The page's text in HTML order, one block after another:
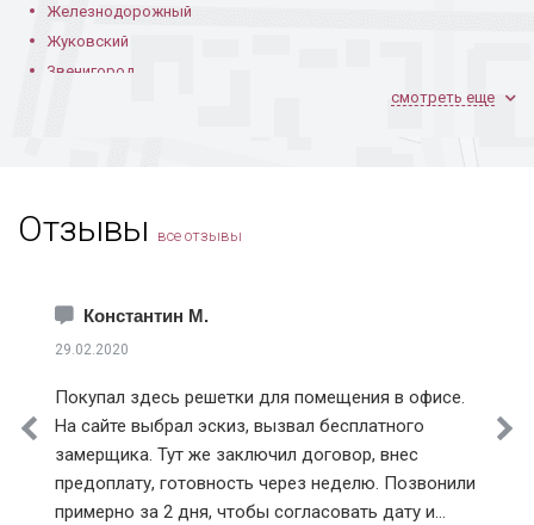
Железнодорожный
Жуковский
Звенигород
Котельники
Лобня
Лосино-Петровский
Истринский район
Клинский район
Красногорский район
Ленинский район
Люберецкий район
смотреть еще
Отзывы все отзывы
Константин М.
29.02.2020
Покупал здесь решетки для помещения в офисе.
На сайте выбрал эскиз, вызвал бесплатного
замерщика. Тут же заключил договор, внес
предоплату, готовность через неделю. Позвонили
примерно за 2 дня, чтобы согласовать дату и